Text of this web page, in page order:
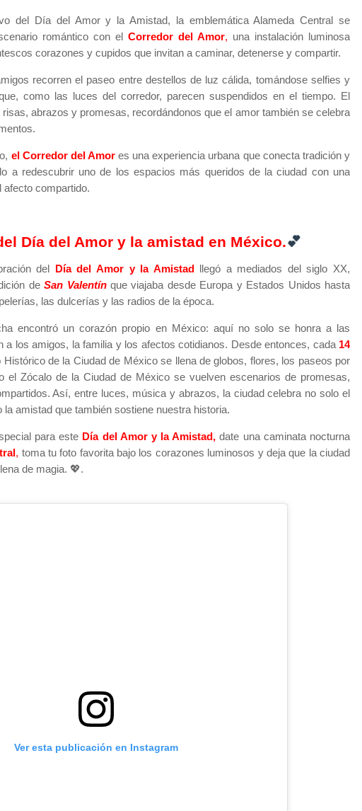
del Día del Amor y la Amistad, la emblemática Alameda Central se
romántico con el Corredor del Amor, una instalación luminosa
corazones y cupidos que invitan a caminar, detenerse y compartir.
recorren el paseo entre destellos de luz cálida, tomándose selfies y
como las luces del corredor, parecen suspendidos en el tiempo. El
abrazos y promesas, recordándonos que el amor también se celebra
el Corredor del Amores una experiencia urbana que conecta tradición y
a redescubrir uno de los espacios más queridos de la ciudad con una
afecto compartido.
Día del Amor y la amistad en México.💕
del Día del Amor y la Amistadllegó a mediados del siglo XX,
deSan Valentín que viajaba desde Europa y Estados Unidos hasta
las dulcerías y las radios de la época.
encontró un corazón propio en México: aquí no solo se honra a las
a los amigos, la familia y los afectos cotidianos. Desde entonces, cada 14
Histórico de la Ciudad de Méxicose llena de globos, flores, los paseos por
el Zócalo de la Ciudad de México se vuelven escenarios de promesas,
Así, entre luces, música y abrazos, la ciudad celebra no solo el
amistad que también sostiene nuestra historia.
para este Día del Amor y la Amistad, date una caminata nocturna
, toma tu foto favorita bajo los corazones luminosos y deja que la ciudad
de magia. 💖.
Ver esta publicación en Instagram